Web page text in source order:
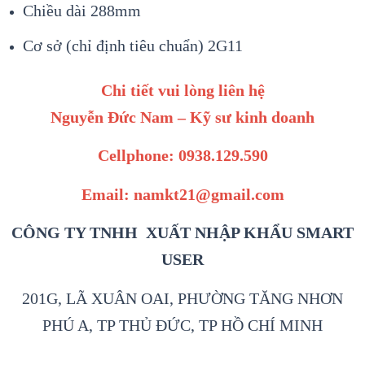
Chiều dài 288mm
Cơ sở (chỉ định tiêu chuẩn) 2G11
Chi tiết vui lòng liên hệ
Nguyễn Đức Nam – Kỹ sư kinh doanh
Cellphone: 0938.129.590
Email: namkt21@gmail.com
CÔNG TY TNHH XUẤT NHẬP KHẨU SMART
USER
201G, LÃ XUÂN OAI, PHƯỜNG TĂNG NHƠN
PHÚ A, TP THỦ ĐỨC, TP HỒ CHÍ MINH